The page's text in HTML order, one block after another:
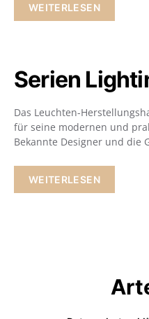
WEITERLESEN
Serien
Das Leuchten-
für seine modernen und
Bekannte Designer und die
WEITERLESEN